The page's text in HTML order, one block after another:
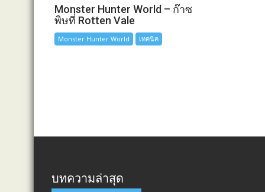
Monster Hunter World – ก๊าซ
พิษที่ Rotten Vale
Monster Hunter World เทคนิค
บทความล่าสุด